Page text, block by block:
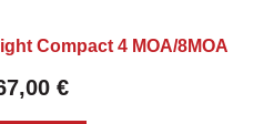
Compact 4 MOA/8MOA
€